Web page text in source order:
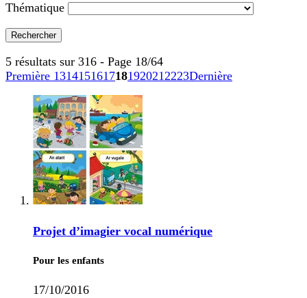
Thématique
5 résultats sur 316 - Page 18/64
Première 131415161718192021 2223Dernière
Projet d’imagier vocal numérique
Pour les enfants
17/10/2016